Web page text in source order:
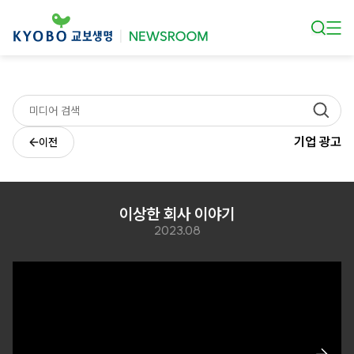
이전 기업 광고
이상한 회사 이야기
2023.08